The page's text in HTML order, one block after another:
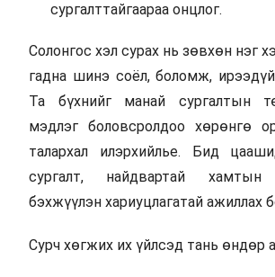
сургалттайгаараа онцлог.
Солонгос хэл сурах нь зөвхөн нэг
гадна шинэ соёл, боломж,
Та бүхнийг манай сургалтын
мэдлэг боловсролдоо хөрөнгө
талархал илэрхийлье. Бид
сургалт, найдвартай хамтын
бэхжүүлэн хариуцлагатай ажиллах
Сурч хөгжих их үйлсэд тань өндөр